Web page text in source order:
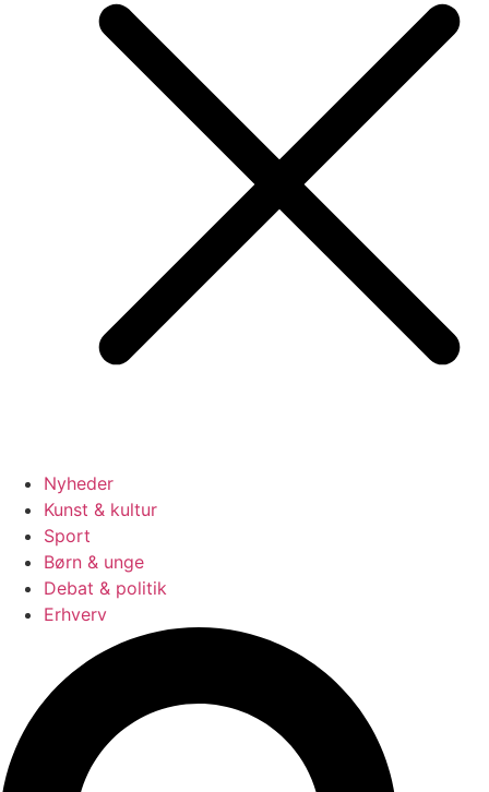
Nyheder
Kunst & kultur
Sport
Børn & unge
Debat & politik
Erhverv